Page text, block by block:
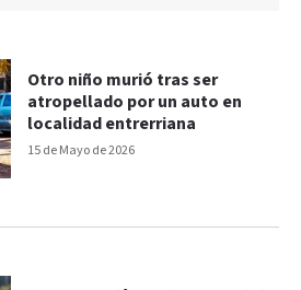
15 de Mayo de 2026
Otro niño murió tras ser
atropellado por un auto en
localidad entrerriana